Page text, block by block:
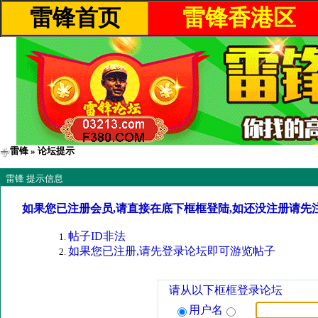
雷锋首页 雷锋香港区
雷锋 » 论坛提示
雷锋 提示信息
如果您已注册会员,请直接在底下框框登陆,如还没注册请先
帖子ID非法
如果您已注册,请先登录论坛即可游览帖子
请从以下框框登录论坛
用户名